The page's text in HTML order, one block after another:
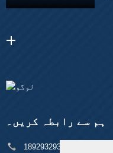
ہم سے رابطہ کریں۔